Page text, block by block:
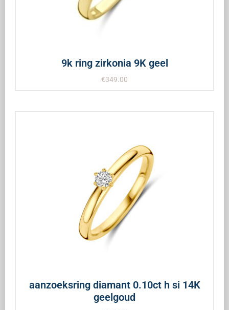
9k ring zirkonia 9K geel
€349.00
aanzoeksring diamant 0.10ct h si 14K
geelgoud